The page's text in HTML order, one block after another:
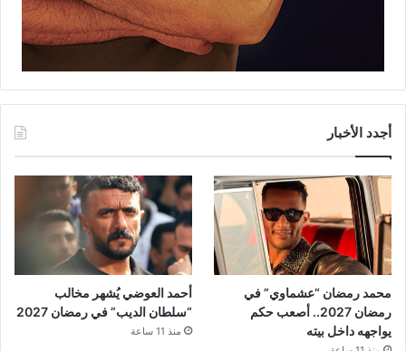
أجدد الأخبار
محمد رمضان “عشماوي” في
رمضان 2027.. أصعب حكم
يواجهه داخل بيته
أحمد العوضي يُشهر مخالب
“سلطان الديب” في رمضان 2027
منذ 11 ساعة